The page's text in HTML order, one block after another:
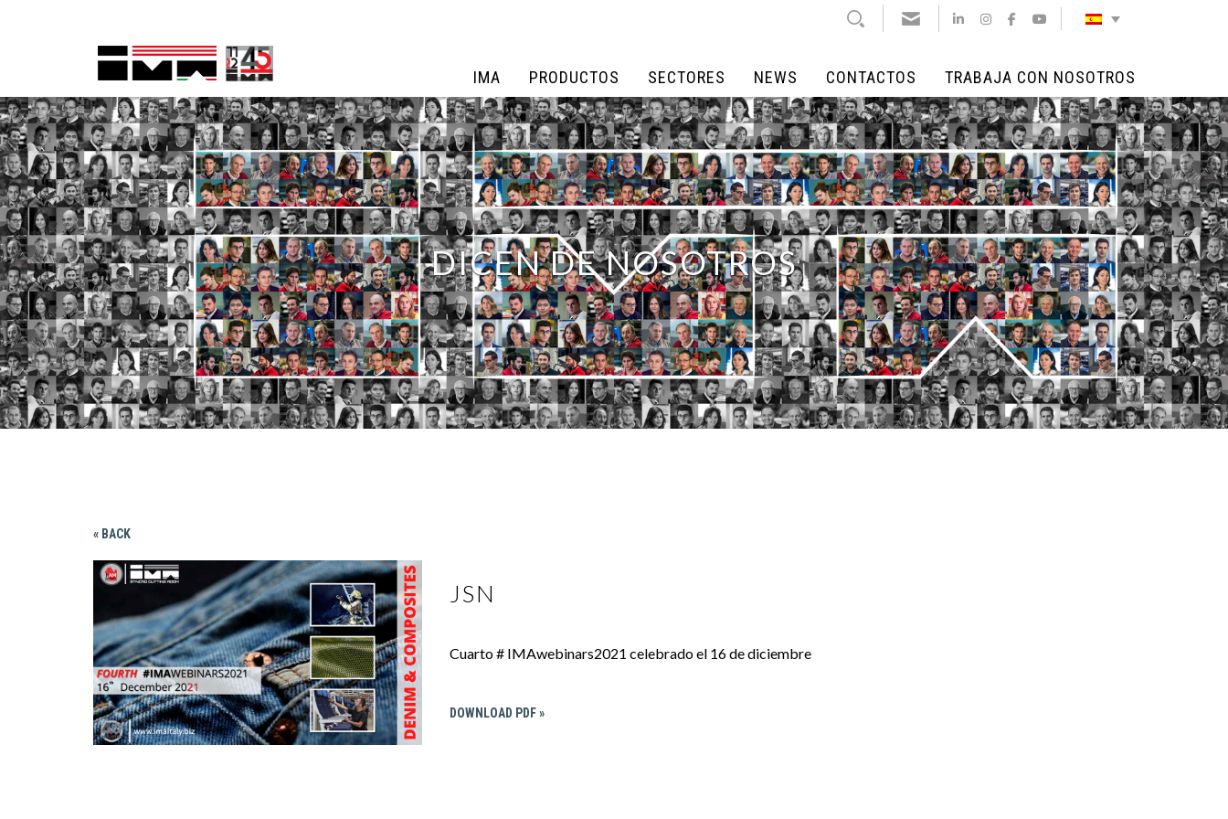
CONTACTOS TRABAJA CON NOSOTROS
IMA PRODUCTOS SECTORES NEWS CONTACTOS TRABAJA CON NOSOTROS
DICEN DE NOSOTROS
« BACK
JSN
Cuarto # IMAwebinars2021 celebrado el 16 de diciembre
DOWNLOAD PDF »